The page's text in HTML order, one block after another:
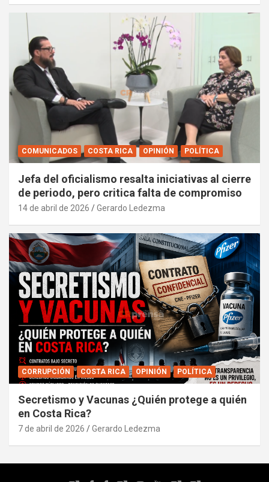
COMUNICADOS COSTA RICA OPINIÓN POLÍTICA
Jefa del oficialismo resalta iniciativas al cierre
de periodo, pero critica falta de compromiso
14 de abril de 2026 Gerardo Ledezma
CORRUPCIÓN COSTA RICA OPINIÓN POLÍTICA
Secretismo y Vacunas ¿Quién protege a quién
en Costa Rica?
7 de abril de 2026 Gerardo Ledezma